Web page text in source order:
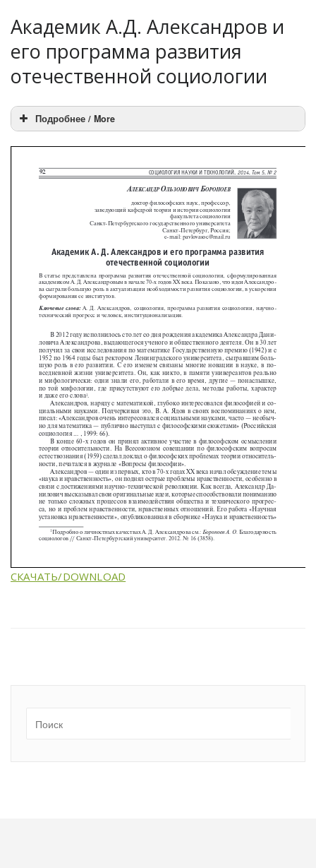
Академик А.Д. Александров и
его программа развития
отечественной социологии
Подробнее / More
СКАЧАТЬ/DOWNLOAD